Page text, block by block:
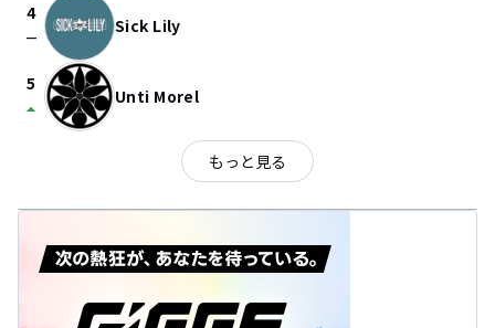
4
check_indeterminate_small Sick Lily
5
arrow_drop_up Unti Morel
もっと見る